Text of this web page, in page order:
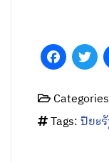
Tags:ปิยะ